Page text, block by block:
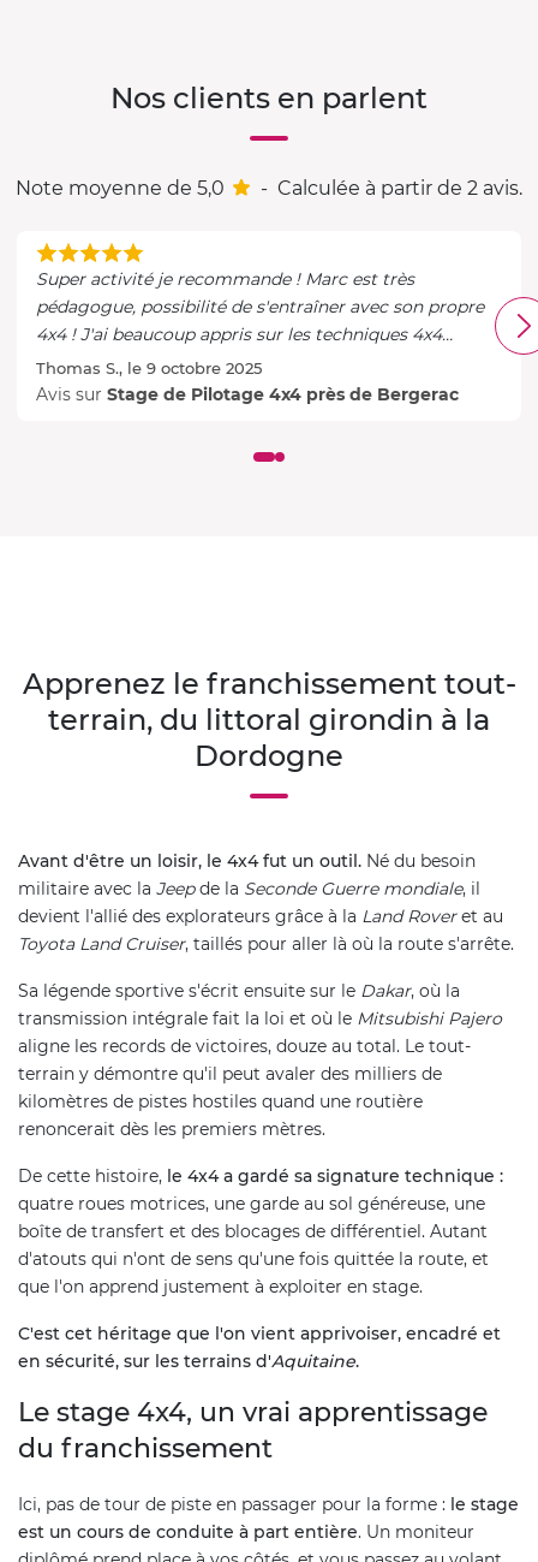
Nos clients en parlent
Note moyenne de 5,0 - Calculée à partir de 2 avis.
Super activité je recommande ! Marc est très
pédagogue, possibilité de s'entraîner avec son propre
4x4 ! J'ai beaucoup appris sur les techniques 4x4
durant cette journée !
Thomas S., le 9 octobre 2025
Avis sur Stage de Pilotage 4x4 près de Bergerac
Apprenez le franchissement tout-
terrain, du littoral girondin à la
Dordogne
Avant d'être un loisir, le 4x4 fut un outil. Né du besoin
militaire avec la Jeepde la Seconde Guerre mondiale, il
devient l'allié des explorateurs grâce à la Land Roveret au
Toyota Land Cruiser, taillés pour aller là où la route s'arrête.
Sa légende sportive s'écrit ensuite sur le Dakar, où la
transmission intégrale fait la loi et où le Mitsubishi Pajero
aligne les records de victoires, douze au total. Le tout-
terrain y démontre qu'il peut avaler des milliers de
kilomètres de pistes hostiles quand une routière
renoncerait dès les premiers mètres.
De cette histoire, le 4x4 a gardé sa signature technique :
quatre roues motrices, une garde au sol généreuse, une
boîte de transfert et des blocages de différentiel. Autant
d'atouts qui n'ont de sens qu'une fois quittée la route, et
que l'on apprend justement à exploiter en stage.
C'est cet héritage que l'on vient apprivoiser, encadré et
en sécurité, sur les terrains d'Aquitaine.
Le stage 4x4, un vrai apprentissage
du franchissement
Ici, pas de tour de piste en passager pour la forme : le stage
est un cours de conduite à part entière. Un moniteur